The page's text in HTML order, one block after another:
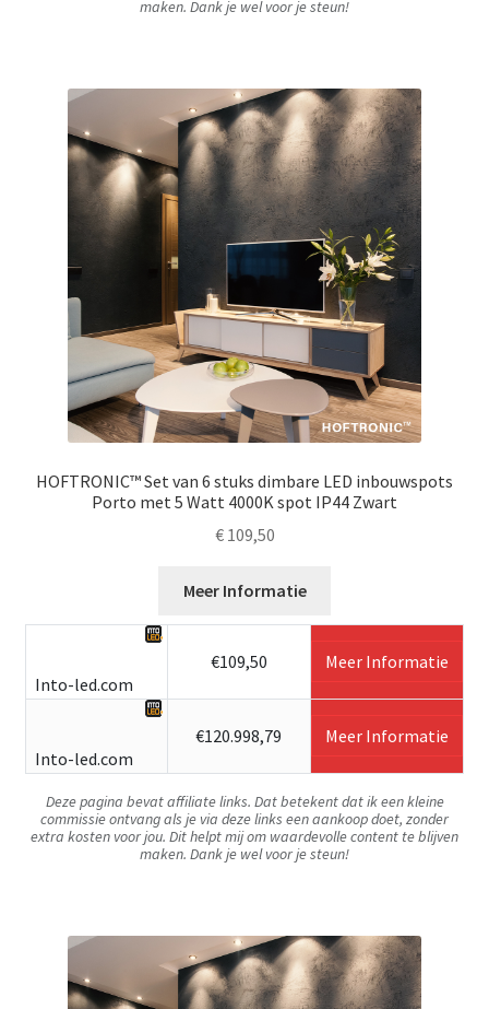
maken. Dank je wel voor je steun!
HOFTRONIC™ Set van 6 stuks dimbare LED inbouwspots
Porto met 5 Watt 4000K spot IP44 Zwart
€109,50
Meer Informatie
Into-led.com
€109,50 Meer Informatie
Into-led.com
€120.998,79 Meer Informatie
Deze pagina bevat affiliate links. Dat betekent dat ik een kleine
commissie ontvang als je via deze links een aankoop doet, zonder
extra kosten voor jou. Dit helpt mij om waardevolle content te blijven
maken. Dank je wel voor je steun!